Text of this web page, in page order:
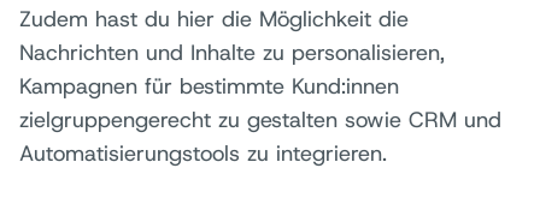
Zudem hast du hier die Möglichkeit die
Nachrichten und Inhalte zu personalisieren,
Kampagnen für bestimmte Kund:innen
zielgruppengerecht zu gestalten sowie CRM und
Automatisierungstools zu integrieren.